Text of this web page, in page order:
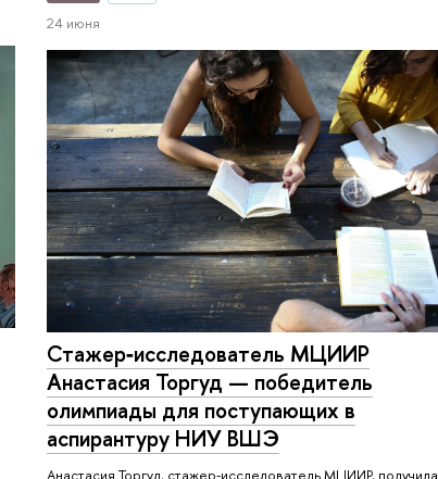
24 июня
Стажер‑исследователь МЦИИР
Анастасия Торгуд — победитель
олимпиады для поступающих в
аспирантуру НИУ ВШЭ
Анастасия Торгуд, стажер‑исследователь МЦИИР, получила